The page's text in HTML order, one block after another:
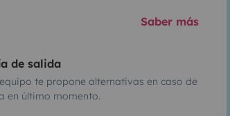
Saber más
de salida
te propone alternativas en caso de
en último momento.